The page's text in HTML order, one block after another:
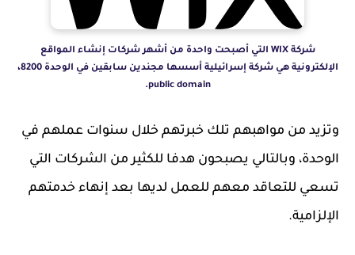
شركة WIX التي أصبحت واحدة من أشهر شركات إنشاء المواقع
الإلكترونية هي شركة إسرائيلية أسسها مجندين سابقين في الوحدة 8200،
public domain.
وتزيد من مواهبهم تلك خبرتهم خلال سنوات عملهم في
الوحدة، وبالتالي يصبحون هدفا للكثير من الشركات التي
تسعي للتعاقد معهم للعمل لديها بعد إنهاء خدمتهم
الإلزامية.